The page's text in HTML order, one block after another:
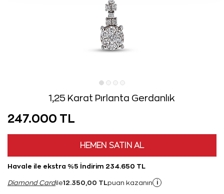
1,25 Karat Pırlanta Gerdanlık
247.000 TL
HEMEN SATIN AL
Havale ile ekstra %5 İndirim 234.650 TL
Diamond Cardile12.350,00 TL puan kazanın i